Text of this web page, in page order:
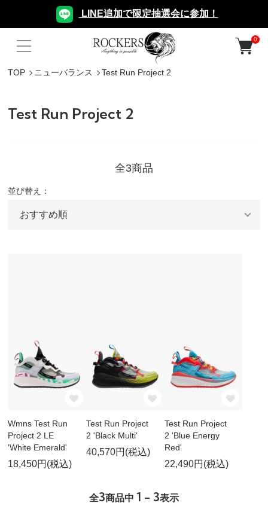
LINE追加で限定抽選会に参加！
0
TOP ニューバランス Test Run Project 2
Test Run Project 2
全3商品
並び替え：
Wmns Test Run
Project 2 LE
'White Emerald'
18,450円(税込)
Test Run Project
2 'Black Multi'
40,570円(税込)
Test Run Project
2 'Blue Energy
Red'
22,490円(税込)
全3商品中 1 - 3表示